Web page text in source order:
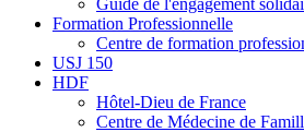
Guide de l'engagement
Formation Professionnelle
Centre de formation
USJ 150
HDF
Hôtel-Dieu de France
Centre de Médecine de